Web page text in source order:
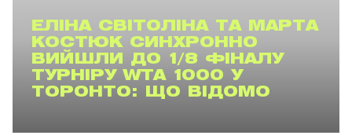
ЕЛІНА СВІТОЛІНА ТА МАРТА
КОСТЮК СИНХРОННО
ВИЙШЛИ ДО 1/8 ФІНАЛУ
ТУРНІРУ WTA 1000 У
ТОРОНТО: ЩО ВІДОМО